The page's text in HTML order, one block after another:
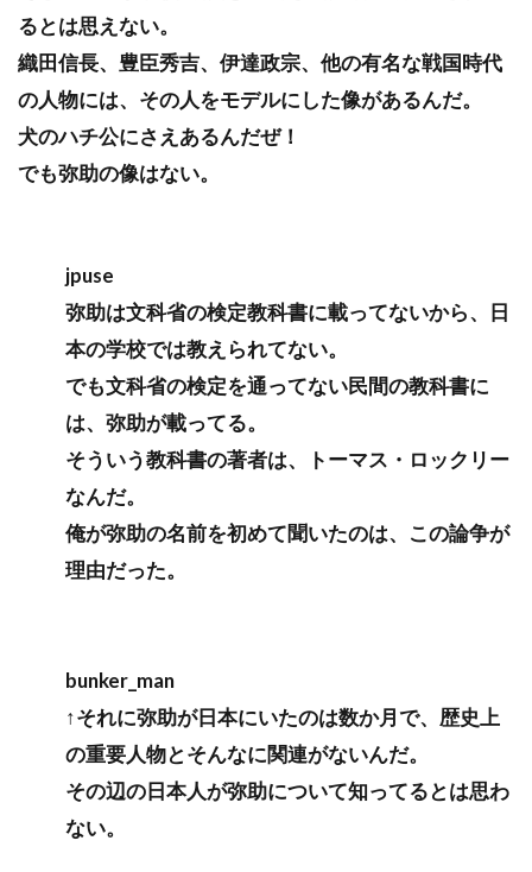
るとは思えない。
織田信長、豊臣秀吉、伊達政宗、他の有名な戦国時代
の人物には、その人をモデルにした像があるんだ。
犬のハチ公にさえあるんだぜ！
でも弥助の像はない。
jpuse
弥助は文科省の検定教科書に載ってないから、日
本の学校では教えられてない。
でも文科省の検定を通ってない民間の教科書に
は、弥助が載ってる。
そういう教科書の著者は、トーマス・ロックリー
なんだ。
俺が弥助の名前を初めて聞いたのは、この論争が
理由だった。
bunker_man
↑それに弥助が日本にいたのは数か月で、歴史上
の重要人物とそんなに関連がないんだ。
その辺の日本人が弥助について知ってるとは思わ
ない。